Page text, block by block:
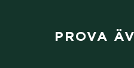
PROVA